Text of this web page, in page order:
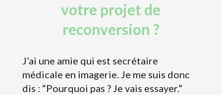
votre projet de
reconversion ?
J’ai une amie qui est secrétaire
médicale en imagerie. Je me suis donc
dis : “Pourquoi pas ? Je vais essayer.”